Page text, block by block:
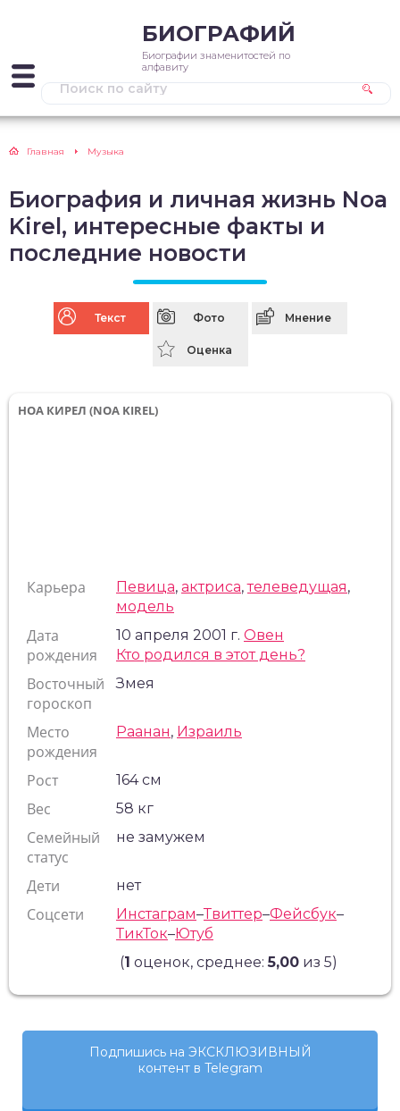
БИОГРАФИЙ
Биографии знаменитостей по
алфавиту
Главная Музыка
Биография и личная жизнь Noa
Kirel, интересные факты и
последние новости
Текст Фото Мнение
Оценка
НОА КИРЕЛ (NOA KIREL)
Карьера Певица, актриса,телеведущая,
модель
Дата
рождения
10 апреля 2001 г. Овен
Кто родился в этот день?
Восточный
гороскоп
Змея
Место
рождения
Раанан, Израиль
Рост 164 см
Вес 58 кг
Семейный
статус
не замужем
Дети нет
Соцсети Инстаграм–Твиттер–Фейсбук–
ТикТок–Ютуб
(1 оценок, среднее:5,00 из 5)
Подпишись на ЭКСКЛЮЗИВНЫЙ
контент в Telegram